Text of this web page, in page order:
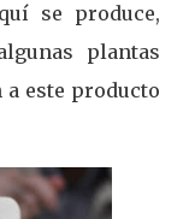
se produce,
plantas
este producto